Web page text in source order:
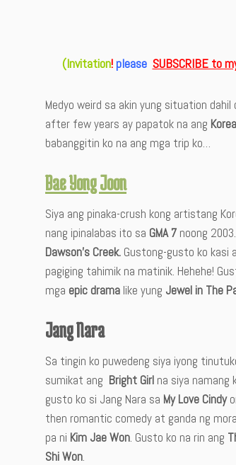
(Invitation!please SUBSCRIBE to
Medyo weird sa akin yung situation
after few years ay papatok na ang
babanggitin ko na ang mga trip ko…
Bae Yong Joon
Siya ang pinaka-crush kong artistang
nang ipinalabas ito sa GMA 7 noong
Dawson’s Creek. Gustong-gusto ko kasi
pagiging tahimik na matinik. Hehehe!
mga epic drama like yung Jewel in The
Jang Nara
Sa tingin ko puwedeng siya iyong
sumikat ang Bright Girl na siya namang
gusto ko si Jang Nara sa My Love Cindy
then romantic comedy at ganda ng
pa ni Kim Jae Won. Gusto ko na rin ang
Shi Won.